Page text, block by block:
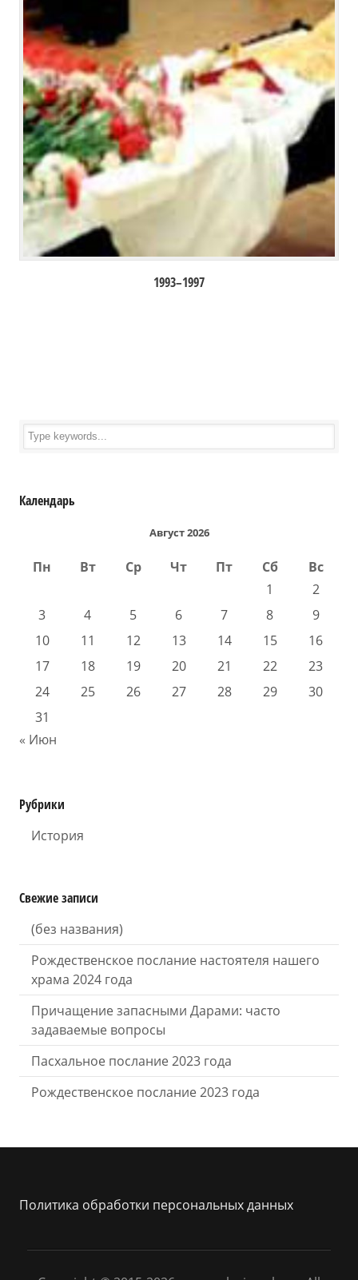
1993–1997
Календарь
Август 2026
Пн Вт Ср Чт Пт Сб
Вс
1
2
3
4 5 6 7 8
9
10
11 12 13 14 15
16
17
18 19 20 21 22
23
24
25 26 27 28 29
30
31
« Июн
Рубрики
История
Свежие записи
(без названия)
Рождественское послание настоятеля нашего
храма 2024 года
Причащение запасными Дарами: часто
задаваемые вопросы
Пасхальное послание 2023 года
Рождественское послание 2023 года
Политика обработки персональных данных